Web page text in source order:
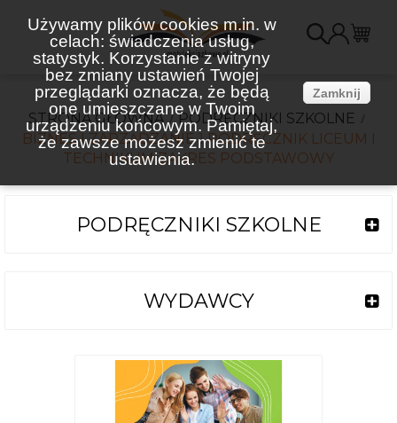
Używamy plików cookies m.in. w
celach: świadczenia usług,
statystyk. Korzystanie z witryny
bez zmiany ustawień Twojej
przeglądarki oznacza, że będą
one umieszczane w Twoim
urządzeniu końcowym. Pamiętaj,
że zawsze możesz zmienić te
ustawienia.
Zamknij
STRONA GŁÓWNA
PODRĘCZNIKI SZKOLNE
BIZNES I ZARZĄDZANIE 1 PODRĘCZNIK LICEUM I
TECHNIKUM ZAKRES PODSTAWOWY
PODRĘCZNIKI SZKOLNE
WYDAWCY